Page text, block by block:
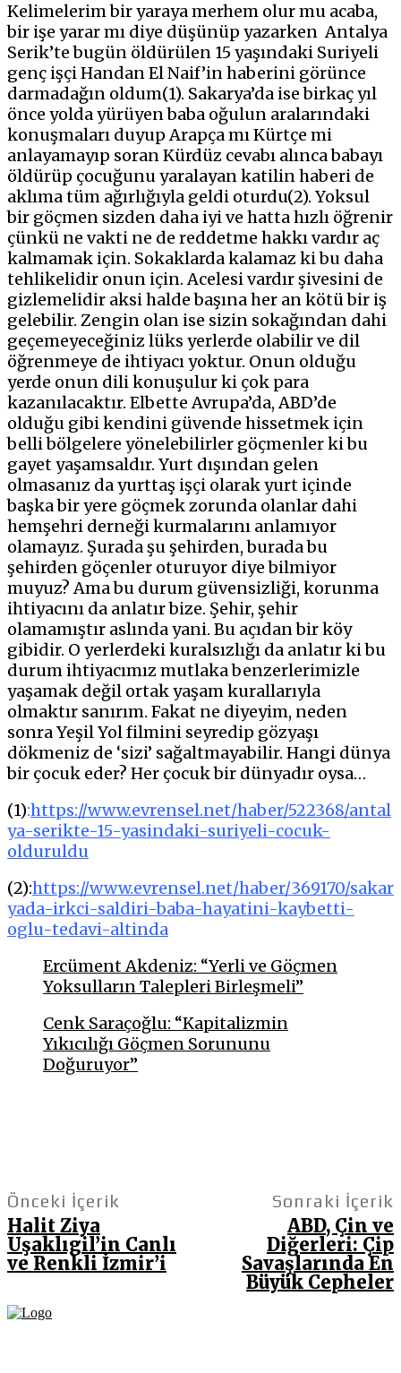
Kelimelerim bir yaraya merhem olur mu acaba,
bir işe yarar mı diye düşünüp yazarken Antalya
Serik’te bugün öldürülen 15 yaşındaki Suriyeli
genç işçi Handan El Naif’in haberini görünce
darmadağın oldum(1). Sakarya’da ise birkaç yıl
önce yolda yürüyen baba oğulun aralarındaki
konuşmaları duyup Arapça mı Kürtçe mi
anlayamayıp soran Kürdüz cevabı alınca babayı
öldürüp çocuğunu yaralayan katilin haberi de
aklıma tüm ağırlığıyla geldi oturdu(2). Yoksul
bir göçmen sizden daha iyi ve hatta hızlı öğrenir
çünkü ne vakti ne de reddetme hakkı vardır aç
kalmamak için. Sokaklarda kalamaz ki bu daha
tehlikelidir onun için. Acelesi vardır şivesini de
gizlemelidir aksi halde başına her an kötü bir iş
gelebilir. Zengin olan ise sizin sokağından dahi
geçemeyeceğiniz lüks yerlerde olabilir ve dil
öğrenmeye de ihtiyacı yoktur. Onun olduğu
yerde onun dili konuşulur ki çok para
kazanılacaktır. Elbette Avrupa’da, ABD’de
olduğu gibi kendini güvende hissetmek için
belli bölgelere yönelebilirler göçmenler ki bu
gayet yaşamsaldır. Yurt dışından gelen
olmasanız da yurttaş işçi olarak yurt içinde
başka bir yere göçmek zorunda olanlar dahi
hemşehri derneği kurmalarını anlamıyor
olamayız. Şurada şu şehirden, burada bu
şehirden göçenler oturuyor diye bilmiyor
muyuz? Ama bu durum güvensizliği, korunma
ihtiyacını da anlatır bize. Şehir, şehir
olamamıştır aslında yani. Bu açıdan bir köy
gibidir. O yerlerdeki kuralsızlığı da anlatır ki bu
durum ihtiyacımız mutlaka benzerlerimizle
yaşamak değil ortak yaşam kurallarıyla
olmaktır sanırım. Fakat ne diyeyim, neden
sonra Yeşil Yol filmini seyredip gözyaşı
dökmeniz de ‘sizi’ sağaltmayabilir. Hangi dünya
bir çocuk eder? Her çocuk bir dünyadır oysa…
(1):https://www.evrensel.net/haber/522368/antal
ya-serikte-15-yasindaki-suriyeli-cocuk-
olduruldu
(2):https://www.evrensel.net/haber/369170/sakar
yada-irkci-saldiri-baba-hayatini-kaybetti-
oglu-tedavi-altinda
Ercüment Akdeniz: “Yerli ve Göçmen
Yoksulların Talepleri Birleşmeli”
Cenk Saraçoğlu: “Kapitalizmin
Yıkıcılığı Göçmen Sorununu
Doğuruyor”
Önceki İçerik
Halit Ziya
Uşaklıgil’in Canlı
ve Renkli İzmir’i
Sonraki İçerik
ABD, Çin ve
Diğerleri: Çip
Savaşlarında En
Büyük Cepheler